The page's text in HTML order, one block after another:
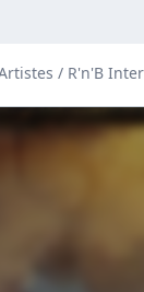
/ R'n'B